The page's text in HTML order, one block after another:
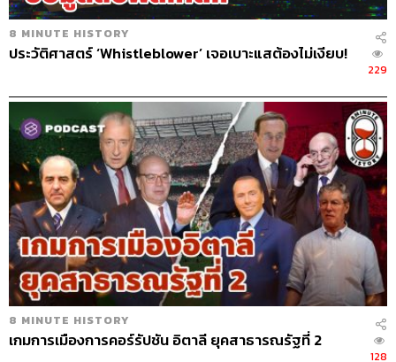
8 MINUTE HISTORY
ประวัติศาสตร์ ‘Whistleblower’ เจอเบาะแสต้องไม่เงียบ!
229
8 MINUTE HISTORY
เกมการเมืองการคอร์รัปชัน อิตาลี ยุคสาธารณรัฐที่ 2
128